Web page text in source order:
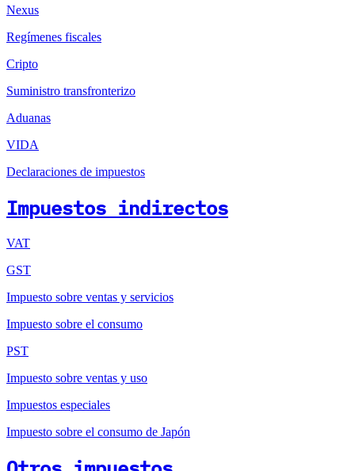
Nexus
Regímenes fiscales
Cripto
Suministro transfronterizo
Aduanas
VIDA
Declaraciones de impuestos
Impuestos indirectos
VAT
GST
Impuesto sobre ventas y servicios
Impuesto sobre el consumo
PST
Impuesto sobre ventas y uso
Impuestos especiales
Impuesto sobre el consumo de Japón